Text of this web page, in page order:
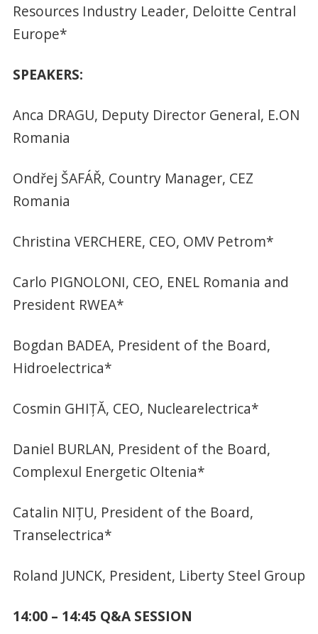
Resources Industry Leader, Deloitte Central
Europe*
SPEAKERS:
Anca DRAGU, Deputy Director General, E.ON
Romania
Ondřej ŠAFÁŘ, Country Manager, CEZ
Romania
Christina VERCHERE, CEO, OMV Petrom*
Carlo PIGNOLONI, CEO, ENEL Romania and
President RWEA*
Bogdan BADEA, President of the Board,
Hidroelectrica*
Cosmin GHIŢĂ, CEO, Nuclearelectrica*
Daniel BURLAN, President of the Board,
Complexul Energetic Oltenia*
Catalin NIŢU, President of the Board,
Transelectrica*
Roland JUNCK, President, Liberty Steel Group
14:00 – 14:45 Q&A SESSION